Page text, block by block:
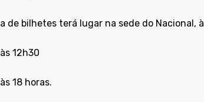
de bilhetes terá lugar na sede do Nacional,
12h30
18 horas.